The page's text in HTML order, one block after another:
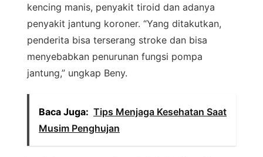
kencing manis, penyakit tiroid dan adanya
penyakit jantung koroner. “Yang ditakutkan,
penderita bisa terserang stroke dan bisa
menyebabkan penurunan fungsi pompa
jantung,” ungkap Beny.
Baca Juga: Tips Menjaga Kesehatan Saat
Musim Penghujan